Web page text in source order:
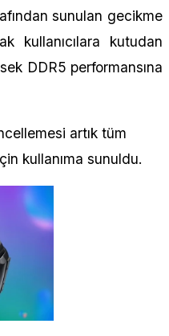
sunulan gecikme
kullanıcılara kutudan
DDR5 performansına
artık tüm
kullanıma sunuldu.